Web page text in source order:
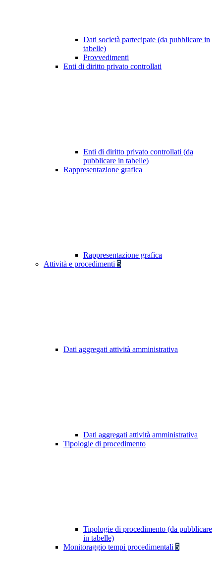
Dati società partecipate (da pubblicare in
tabelle)
Provvedimenti
Enti di diritto privato controllati
Enti di diritto privato controllati (da
pubblicare in tabelle)
Rappresentazione grafica
Rappresentazione grafica
Attività e procedimenti 5
Dati aggregati attività amministrativa
Dati aggregati attività amministrativa
Tipologie di procedimento
Tipologie di procedimento (da pubblicare
in tabelle)
Monitoraggio tempi procedimentali 5